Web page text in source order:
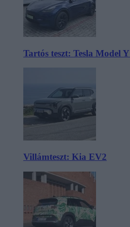
Tartós teszt: Tesla Model
Villámteszt: Kia EV2